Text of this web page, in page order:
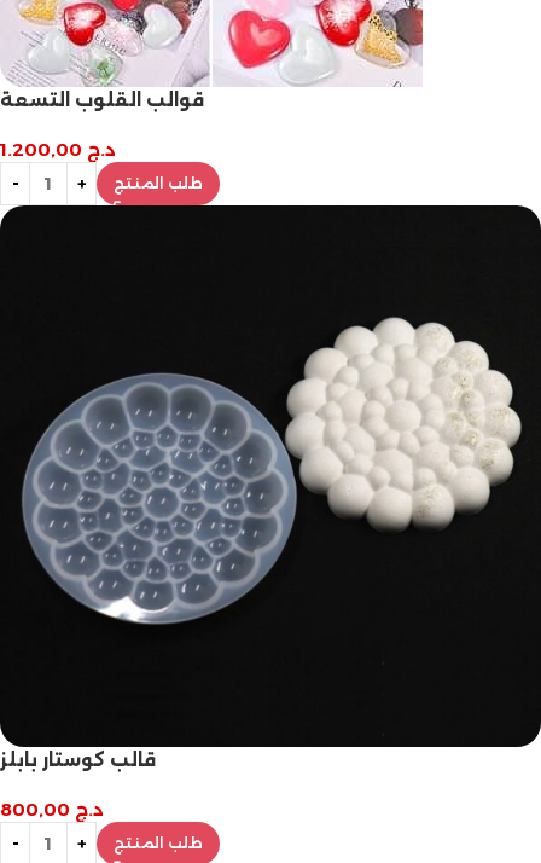
قوالب القلوب التسعة
د.ج
طلب المنتج
قالب كوستار بابلز
د.ج
طلب المنتج